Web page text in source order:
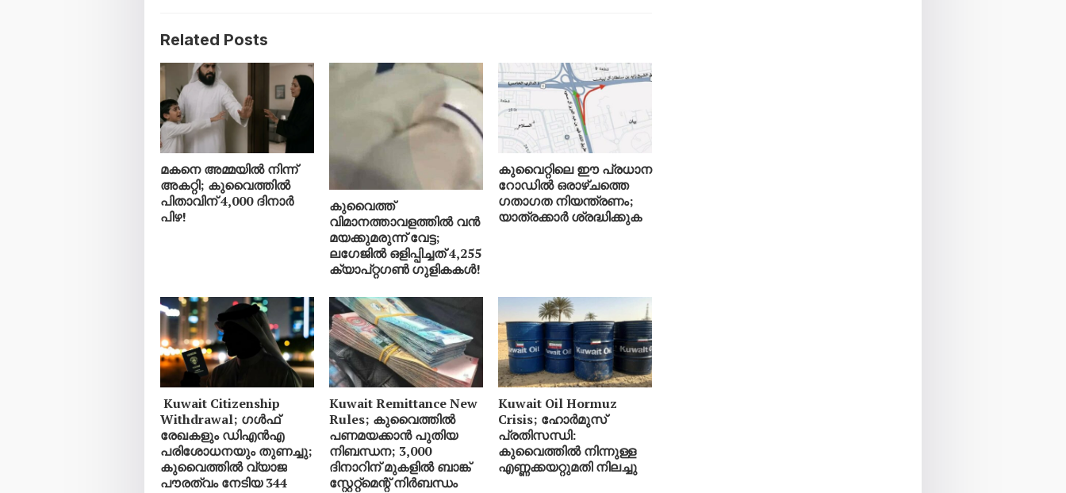
Related Posts
മകനെ അമ്മയിൽ നിന്ന്
അകറ്റി; കുവൈത്തിൽ
പിതാവിന് 4,000 ദിനാർ
പിഴ!
കുവൈത്ത്
വിമാനത്താവളത്തിൽ വൻ
മയക്കുമരുന്ന് വേട്ട;
ലഗേജിൽ ഒളിപ്പിച്ചത് 4,255
ക്യാപ്റ്റഗൺ ഗുളികകൾ!
കുവൈറ്റിലെ ഈ പ്രധാന
റോഡിൽ ഒരാഴ്ചത്തെ
ഗതാഗത നിയന്ത്രണം;
യാത്രക്കാർ ശ്രദ്ധിക്കുക
Kuwait Citizenship
Withdrawal; ഗൾഫ്
രേഖകളും ഡിഎൻഎ
പരിശോധനയും തുണച്ചു;
കുവൈത്തിൽ വ്യാജ
പൗരത്വം നേടിയ 344
Kuwait Remittance New
Rules; കുവൈത്തിൽ
പണമയക്കാൻ പുതിയ
നിബന്ധന; 3,000
ദിനാറിന് മുകളിൽ ബാങ്ക്
സ്റ്റേറ്റ്‌മെന്റ് നിർബന്ധം
Kuwait Oil Hormuz
Crisis; ഹോർമുസ്
പ്രതിസന്ധി:
കുവൈത്തിൽ നിന്നുള്ള
എണ്ണക്കയറ്റുമതി നിലച്ചു